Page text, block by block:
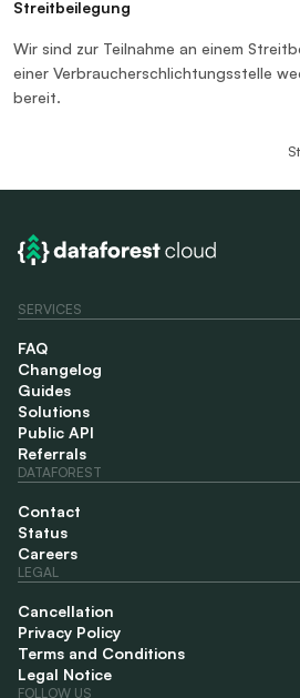
Streitbeilegung
Wir sind zur Teilnahme an einem
einer Verbraucherschlichtungsstelle
bereit.
SERVICES
FAQ
Changelog
Guides
Solutions
Public API
Referrals
DATAFOREST
Contact
Status
Careers
LEGAL
Cancellation
Privacy Policy
Terms and Conditions
Legal Notice
FOLLOW US